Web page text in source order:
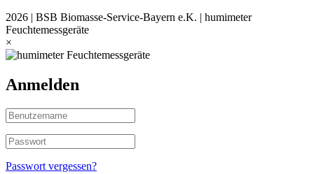
2026 | BSB Biomasse-Service-Bayern e.K. | humimeter
Feuchtemessgeräte
×
Anmelden
Passwort vergessen?